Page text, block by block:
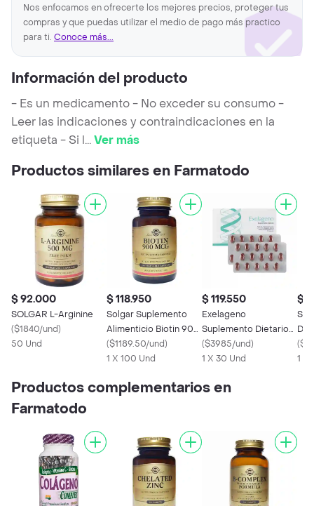
Nos enfocamos en ofrecerte los mejores precios, proteger tus
compras y que puedas utilizar el medio de pago más practico
para ti. Conoce más...
Información del producto
- Es un medicamento - No exceder su consumo -
Leer las indicaciones y contraindicaciones en la
etiqueta - Si l...Ver más
Productos similares en Farmatodo
$ 92.000
SOLGAR L-Arginine
($1840/und)
50 Und
$ 118.950
Solgar Suplemento
Alimenticio Biotin 900
Mcg
($1189.50/und)
1 X 100 Und
$ 119.550
Exelageno
Suplemento Dietario
en Cápsulas
($3985/und)
1 X 30 Und
$
mg)
(
1 X
Productos complementarios en
Farmatodo